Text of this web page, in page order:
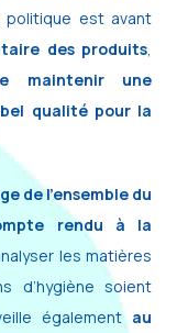
politique est avant
des produits,
maintenir une
qualité pour la
de l’ensemble du
rendu à la
les matières
d’hygiène soient
égalementau